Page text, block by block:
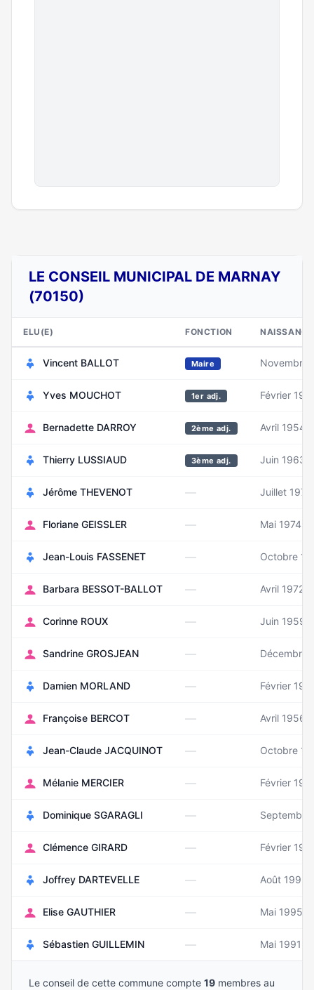
LE CONSEIL MUNICIPAL DE MARNAY
(70150)
ELU(E) FONCTION NAISSANCE
Vincent BALLOT Maire Novembre
Yves MOUCHOT 1er adj. Février
Bernadette DARROY 2ème adj. Avril 1954
Thierry LUSSIAUD 3ème adj. Juin 1963
Jérôme THEVENOT — Juillet 1973
Floriane GEISSLER — Mai 1974
Jean-Louis FASSENET — Octobre
Barbara BESSOT-BALLOT — Avril 1972
Corinne ROUX — Juin 1959
Sandrine GROSJEAN — Décembre
Damien MORLAND — Février
Françoise BERCOT — Avril 1956
Jean-Claude JACQUINOT — Octobre
Mélanie MERCIER — Février
Dominique SGARAGLI —
Clémence GIRARD — Février
Joffrey DARTEVELLE — Août 1992
Elise GAUTHIER — Mai 1995
Sébastien GUILLEMIN — Mai 1991
Le conseil de cette commune compte 19 membres au